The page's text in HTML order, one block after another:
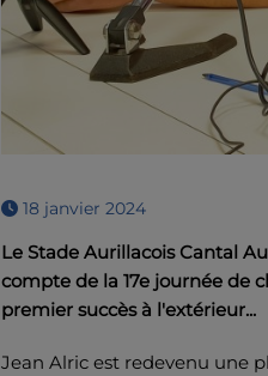
18 janvier 2024
Le Stade Aurillacois Cantal
compte de la 17e journée de
premier succès à l'extérieur...
Jean Alric est redevenu une